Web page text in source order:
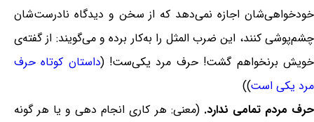
خودخواهی‌شان اجازه نمی‌دهد که از سخن و دیدگاه نادرست‌شان
چشم‌پوشی کنند، این ضرب المثل را به‌کار برده و می‌گویند: از گفته‌ی
خویش برنخواهم گشت! حرف مرد یکی‌ست! (داستان کوتاه حرف
مرد یکی است))
حرف مردم تمامی ندارد.(معنی: هر کاری انجام دهی و یا هر گونه